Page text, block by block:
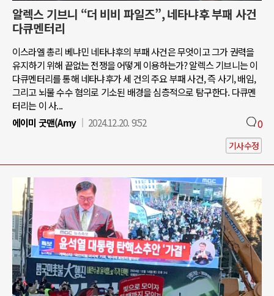
알렉스 기브니 “더 비비 파일즈”, 네타냐후 부패 사건
다큐멘터리
이스라엘 총리 베냐민 네타냐후의 부패 사건은 무엇이고 그가 권력을
유지하기 위해 끝없는 전쟁을 어떻게 이용하는가? 알렉스 기브니는 이
다큐멘터리를 통해 네타냐후가 세 건의 주요 부패 사건, 즉 사기, 배임,
그리고 뇌물 수수 혐의로 기소된 배경을 심층적으로 탐구한다. 다큐멘
터리는 이 사...
에이미 굿맨(Amy
2024.12.20. 9:52 0
기사수정